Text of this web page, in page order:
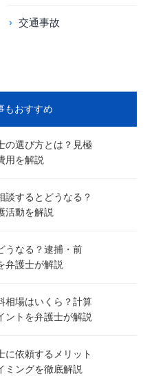
交通事故
もおすすめ
の選び方とは？見極
用を解説
談するとどうなる？
活動を解説
うなる？逮捕・前
弁護士が解説
相場はいくら？計算
ントを弁護士が解説
に依頼するメリット
ミングを徹底解説